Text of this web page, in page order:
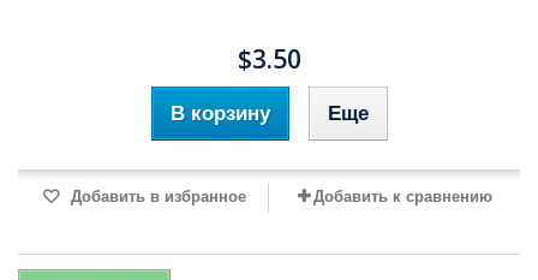
$3.50
В корзину Еще
Добавить в избранное Добавить к сравнению